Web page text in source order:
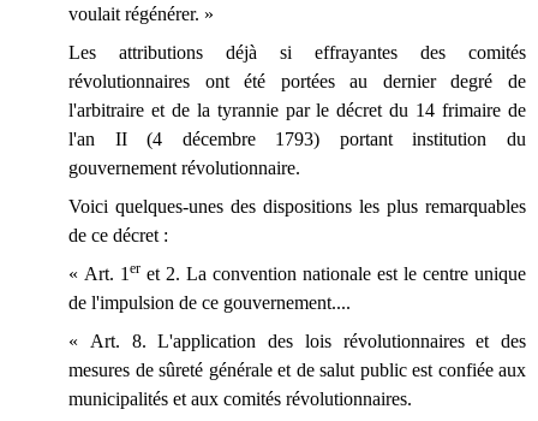
voulait régénérer. »
Les attributions déjà si effrayantes des comités
révolutionnaires ont été portées au dernier degré de
l'arbitraire et de la tyrannie par le décret du 14 frimaire de
l'an II (4 décembre 1793) portant institution du
gouvernement révolutionnaire.
Voici quelques-unes des dispositions les plus remarquables
de ce décret :
« Art. 1 er et 2. La convention nationale est le centre unique
de l'impulsion de ce gouvernement....
« Art. 8. L'application des lois révolutionnaires et des
mesures de sûreté générale et de salut public est confiée aux
municipalités et aux comités révolutionnaires.